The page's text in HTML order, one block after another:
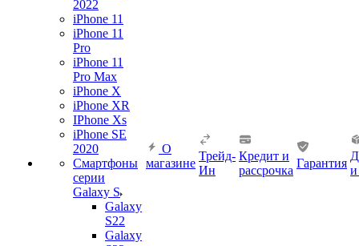
2022
iPhone 11
iPhone 11
Pro
iPhone 11
Pro Max
iPhone X
iPhone XR
IPhone Xs
iPhone SE
2020
Смартфоны
серии
Galaxy S
Galaxy
S22
Galaxy
О
магазине
Трейд-
Ин
Кредит и
рассрочка
Гарантия
и